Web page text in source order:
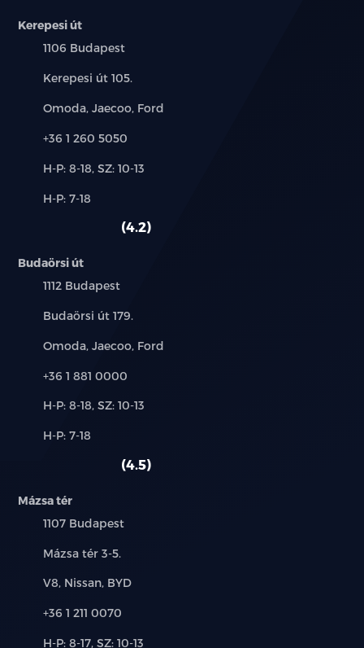
Kerepesi út
Település:
1106 Budapest
Cím:
Kerepesi út 105.
Márkák:
Omoda, Jaecoo, Ford
Telefon:
+36 1 260 5050
Új-
használt
H-P: 8-18, SZ: 10-13
Alkatrész,
H-P: 7-18
4.2
Budaörsi út
Település:
1112 Budapest
Cím:
Budaörsi út 179.
Márkák:
Omoda, Jaecoo, Ford
Telefon:
+36 1 881 0000
Új-
használt
H-P: 8-18, SZ: 10-13
Alkatrész,
H-P: 7-18
4.5
Mázsa tér
Település:
1107 Budapest
Cím:
Mázsa tér 3-5.
Márkák:
V8, Nissan, BYD
Telefon:
+36 1 211 0070
Új-
H-P: 8-17, SZ: 10-13